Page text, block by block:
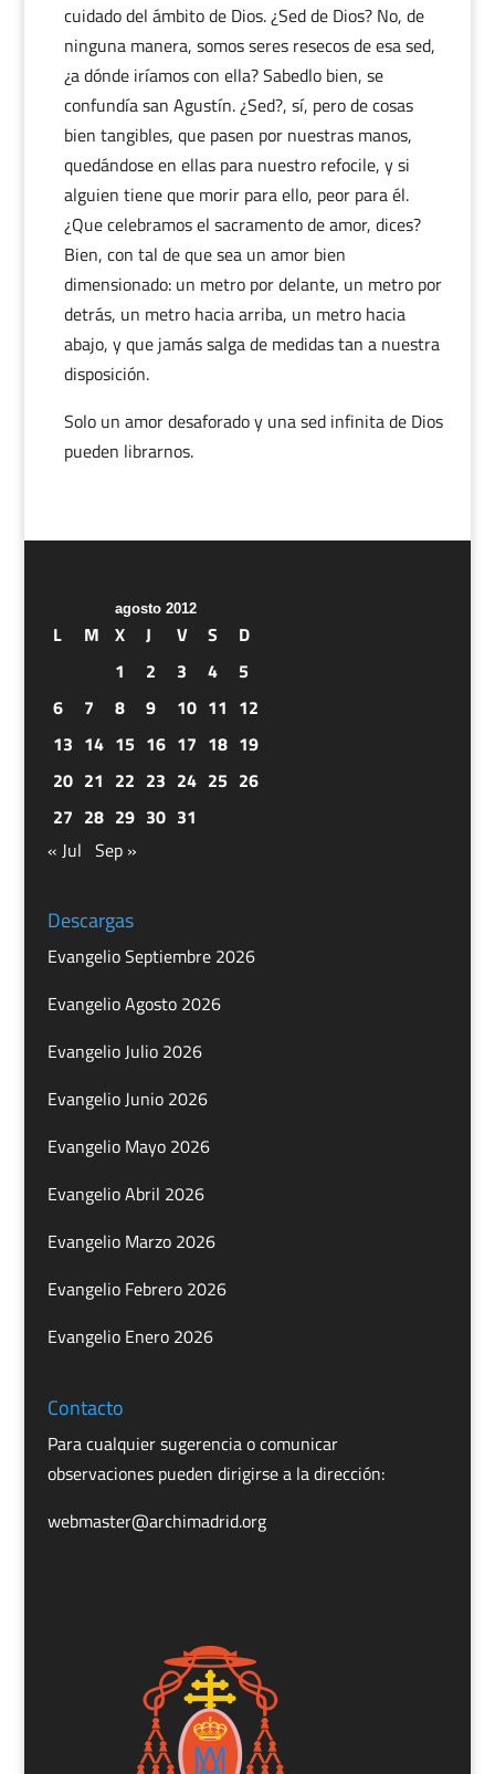
cuidado del ámbito de Dios. ¿Sed de Dios? No, de
ninguna manera, somos seres resecos de esa sed,
¿a dónde iríamos con ella? Sabedlo bien, se
confundía san Agustín. ¿Sed?, sí, pero de cosas
bien tangibles, que pasen por nuestras manos,
quedándose en ellas para nuestro refocile, y si
alguien tiene que morir para ello, peor para él.
¿Que celebramos el sacramento de amor, dices?
Bien, con tal de que sea un amor bien
dimensionado: un metro por delante, un metro por
detrás, un metro hacia arriba, un metro hacia
abajo, y que jamás salga de medidas tan a nuestra
disposición.
Solo un amor desaforado y una sed infinita de Dios
pueden librarnos.
agosto 2012
L M X J V S
D
1
2 3 4
5
6
7 8 9 10 11 12
13 14 15 16 17 18 19
20 21 22 23 24 25 26
27 28 29 30 31
« Jul Sep »
Descargas
Evangelio Septiembre 2026
Evangelio Agosto 2026
Evangelio Julio 2026
Evangelio Junio 2026
Evangelio Mayo 2026
Evangelio Abril 2026
Evangelio Marzo 2026
Evangelio Febrero 2026
Evangelio Enero 2026
Contacto
Para cualquier sugerencia o comunicar
observaciones pueden dirigirse a la dirección:
webmaster@archimadrid.org